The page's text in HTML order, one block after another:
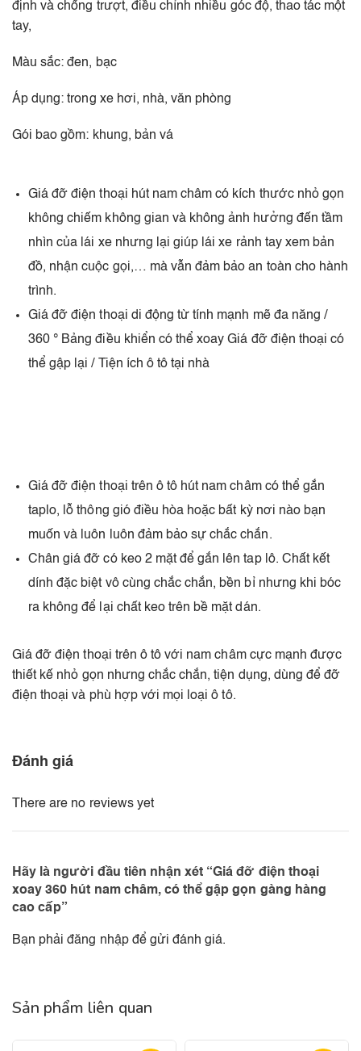
định và chống trượt, điều chỉnh nhiều góc độ, thao tác một
tay,
Màu sắc: đen, bạc
Áp dụng: trong xe hơi, nhà, văn phòng
Gói bao gồm: khung, bản vá
Giá đỡ điện thoại hút nam châm có kích thước nhỏ gọn
không chiếm không gian và không ảnh hưởng đến tầm
nhìn của lái xe nhưng lại giúp lái xe rảnh tay xem bản
đồ, nhận cuộc gọi,… mà vẫn đảm bảo an toàn cho hành
trình.
Giá đỡ điện thoại di động từ tính mạnh mẽ đa năng /
360 ° Bảng điều khiển có thể xoay Giá đỡ điện thoại có
thể gập lại / Tiện ích ô tô tại nhà
Giá đỡ điện thoại trên ô tô hút nam châm có thể gắn
taplo, lỗ thông gió điều hòa hoặc bất kỳ nơi nào bạn
muốn và luôn luôn đảm bảo sự chắc chắn.
Chân giá đỡ có keo 2 mặt để gắn lên tap lô. Chất kết
dính đặc biệt vô cùng chắc chắn, bền bỉ nhưng khi bóc
ra không để lại chất keo trên bề mặt dán.
Giá đỡ điện thoại trên ô tô với nam châm cực mạnh được
thiết kế nhỏ gọn nhưng chắc chắn, tiện dụng, dùng để đỡ
điện thoại và phù hợp với mọi loại ô tô.
Đánh giá
There are no reviews yet
Hãy là người đầu tiên nhận xét “Giá đỡ điện thoại
xoay 360 hút nam châm, có thể gập gọn gàng hàng
cao cấp”
Bạn phảiđăng nhậpđể gửi đánh giá.
Sản phẩm liên quan